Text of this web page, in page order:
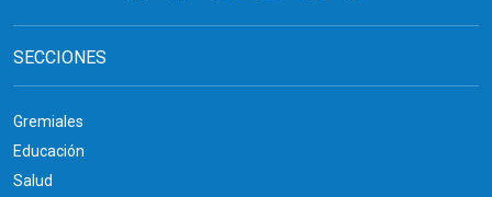
SECCIONES
Gremiales
Educación
Salud